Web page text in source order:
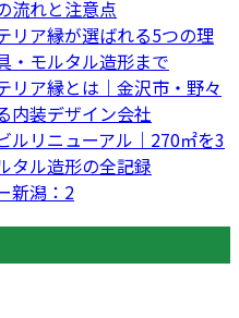
流れと注意点
リア縁が選ばれる5つの理
・モルタル造形まで
リア縁とは｜金沢市・野々
内装デザイン会社
ルリニューアル｜270㎡を3
タル造形の全記録
新潟：2